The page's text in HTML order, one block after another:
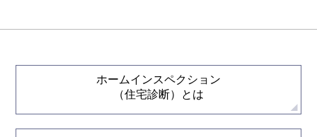
ホームインスペクション
（住宅診断）とは